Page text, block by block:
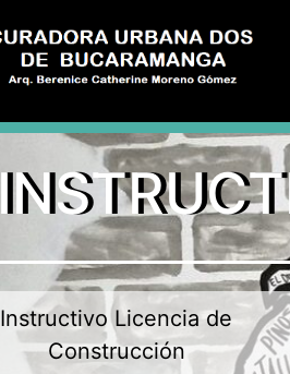
Instructivo Licencia de
Construcción